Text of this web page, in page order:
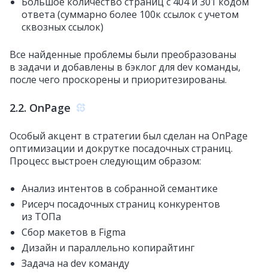
ответа (суммарно более 100к ссылок с учетом
сквозных ссылок)
Все найденные проблемы были преобразованы
в задачи и добавлены в бэклог для dev команды,
после чего проскорены и приоритезированы.
2.2. OnPage
Особый акцент в стратегии был сделан на OnPage
оптимизации и докрутке посадочных страниц.
Процесс выстроен следующим образом:
Анализ интентов в собранной семантике
Рисерч посадочных страниц конкурентов
из ТОПа
Сбор макетов в Figma
Дизайн и параллельно копирайтинг
Задача на dev команду